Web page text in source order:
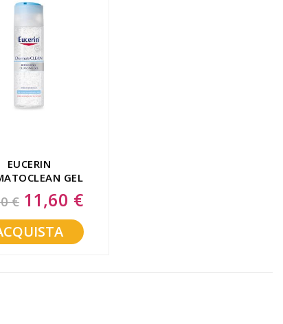
EUCERIN
GEL
DETERGENTE
€ Special
11,60 €